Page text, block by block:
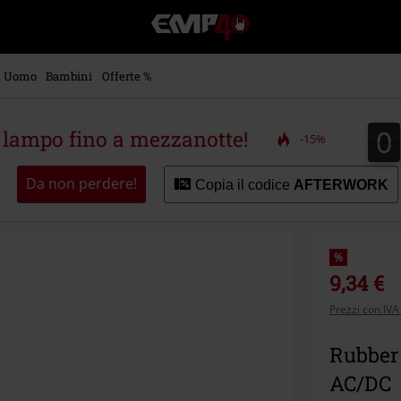
EMP
-
Musica,
Videogame
-
Abbigliamento
Uomo Bambini Offerte %
fino a mezzanotte! -15% 0
0
Da non perdere! Copia il codice AFTERWORK
%
9,34 €
Prezzi con
AC/DC